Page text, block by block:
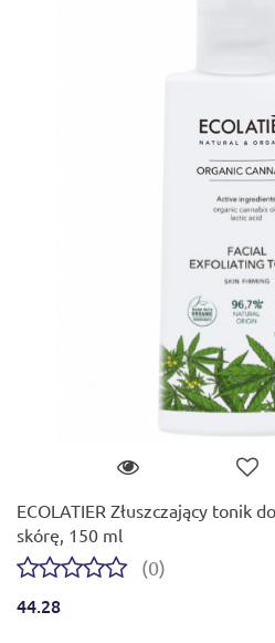
ECOLATIER Złuszczający tonik
skórę, 150 ml
(0)
44.28